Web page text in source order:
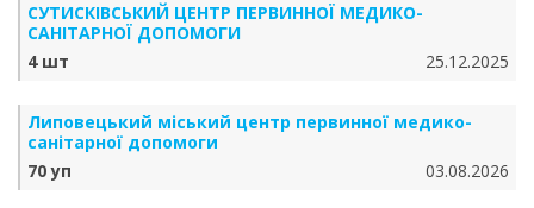
СУТИСКІВСЬКИЙ ЦЕНТР ПЕРВИННОЇ МЕДИКО-
САНІТАРНОЇ ДОПОМОГИ
4 шт
25.12.2025
Липовецький міський центр первинної медико-
санітарної допомоги
70 уп
03.08.2026